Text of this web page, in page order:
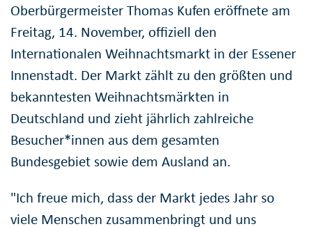
Oberbürgermeister Thomas Kufen eröffnete am
Freitag, 14. November, offiziell den
Internationalen Weihnachtsmarkt in der Essener
Innenstadt. Der Markt zählt zu den größten und
bekanntesten Weihnachtsmärkten in
Deutschland und zieht jährlich zahlreiche
Besucher*innen aus dem gesamten
Bundesgebiet sowie dem Ausland an.
"Ich freue mich, dass der Markt jedes Jahr so
viele Menschen zusammenbringt und uns